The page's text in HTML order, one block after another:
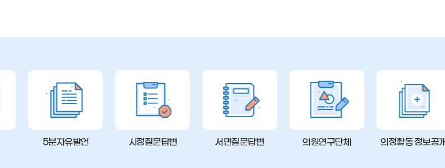
5분자유발언 시정질문답변 서면질문답변 의원연구단체 의정활동 정보공